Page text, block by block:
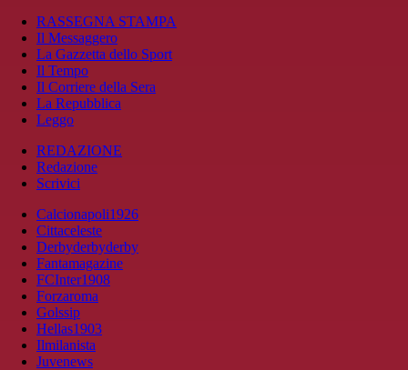
RASSEGNA STAMPA
Il Messaggero
La Gazzetta dello Sport
Il Tempo
Il Corriere della Sera
La Repubblica
Leggo
REDAZIONE
Redazione
Scrivici
Calcionapoli1926
Cittaceleste
Derbyderbyderby
Fantamagazine
FCInter1908
Forzaroma
Golssip
Hellas1903
Ilmilanista
Juvenews